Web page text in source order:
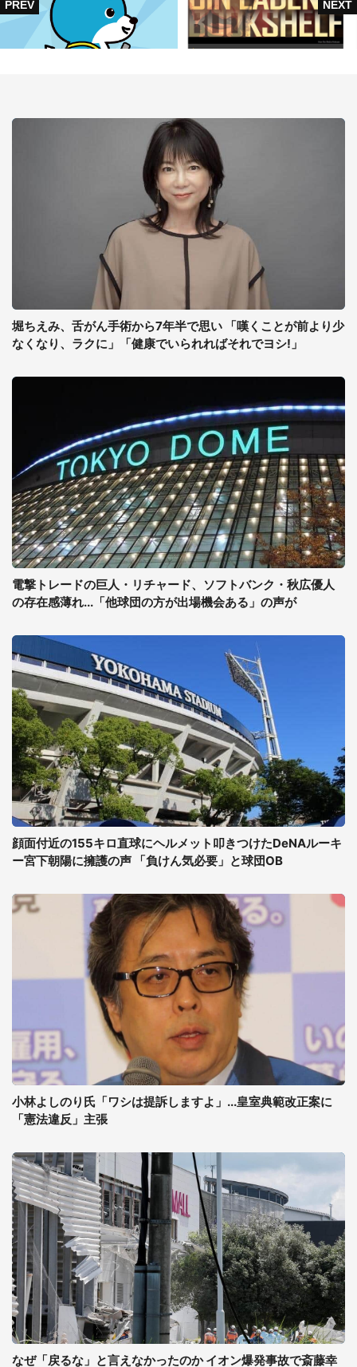
堀ちえみ、舌がん手術から7年半で思い 「嘆くことが前より少
なくなり、ラクに」「健康でいられればそれでヨシ!」
電撃トレードの巨人・リチャード、ソフトバンク・秋広優人
の存在感薄れ...「他球団の方が出場機会ある」の声が
顔面付近の155キロ直球にヘルメット叩きつけたDeNAルーキ
ー宮下朝陽に擁護の声 「負けん気必要」と球団OB
小林よしのり氏「ワシは提訴しますよ」...皇室典範改正案に
「憲法違反」主張
なぜ「戻るな」と言えなかったのか イオン爆発事故で斎藤幸